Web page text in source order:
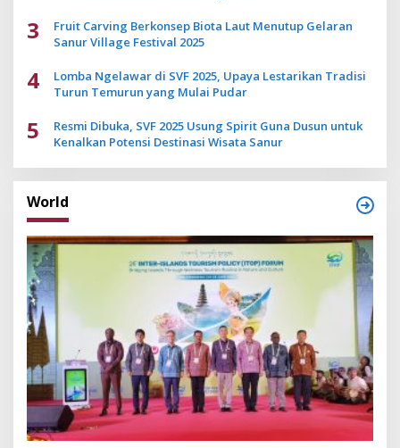
3
Fruit Carving Berkonsep Biota Laut Menutup Gelaran
Sanur Village Festival 2025
4
Lomba Ngelawar di SVF 2025, Upaya Lestarikan Tradisi
Turun Temurun yang Mulai Pudar
5
Resmi Dibuka, SVF 2025 Usung Spirit Guna Dusun untuk
Kenalkan Potensi Destinasi Wisata Sanur
World